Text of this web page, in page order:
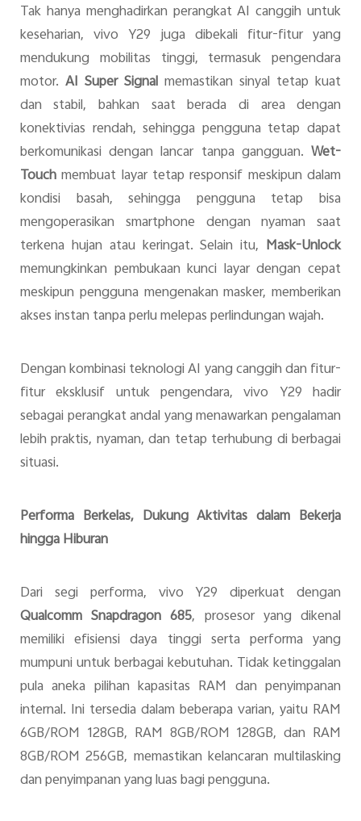
Tak hanya menghadirkan perangkat AI canggih untuk
keseharian, vivo Y29 juga dibekali fitur-fitur yang
mendukung mobilitas tinggi, termasuk pengendara
motor. AI Super Signalmemastikan sinyal tetap kuat
dan stabil, bahkan saat berada di area dengan
konektivias rendah, sehingga pengguna tetap dapat
berkomunikasi dengan lancar tanpa gangguan.Wet-
Touchmembuat layar tetap responsif meskipun dalam
kondisi basah, sehingga pengguna tetap bisa
mengoperasikan smartphone dengan nyaman saat
terkena hujan atau keringat. Selain itu, Mask-Unlock
memungkinkan pembukaan kunci layar dengan cepat
meskipun pengguna mengenakan masker, memberikan
akses instan tanpa perlu melepas perlindungan wajah.
Dengan kombinasi teknologi AI yang canggih dan fitur-
fitur eksklusif untuk pengendara, vivo Y29 hadir
sebagai perangkat andal yang menawarkan pengalaman
lebih praktis, nyaman, dan tetap terhubung di berbagai
situasi.
Performa Berkelas, Dukung Aktivitas dalam Bekerja
hingga Hiburan
Dari segi performa, vivo Y29 diperkuat dengan
Qualcomm Snapdragon 685, prosesor yang dikenal
memiliki efisiensi daya tinggi serta performa yang
mumpuni untuk berbagai kebutuhan. Tidak ketinggalan
pula aneka pilihan kapasitas RAM dan penyimpanan
internal. Ini tersedia dalam beberapa varian, yaitu RAM
6GB/ROM 128GB, RAM 8GB/ROM 128GB, dan RAM
8GB/ROM 256GB, memastikan kelancaran multilasking
dan penyimpanan yang luas bagi pengguna.